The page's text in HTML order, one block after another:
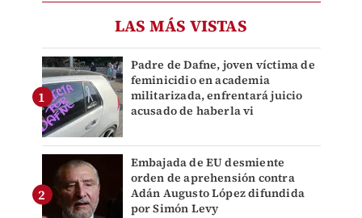
LAS MÁS VISTAS
Padre de Dafne, joven víctima de
feminicidio en academia
militarizada, enfrentará juicio
acusado de haberla vi
Embajada de EU desmiente
orden de aprehensión contra
Adán Augusto López difundida
por Simón Levy